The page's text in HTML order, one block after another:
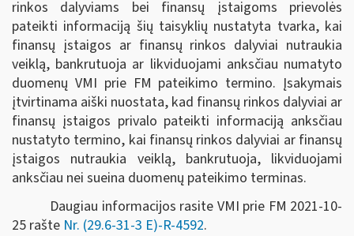
rinkos dalyviams bei finansų įstaigoms prievolės
pateikti informaciją šių taisyklių nustatyta tvarka, kai
finansų įstaigos ar finansų rinkos dalyviai nutraukia
veiklą, bankrutuoja ar likviduojami anksčiau numatyto
duomenų VMI prie FM pateikimo termino. Įsakymais
įtvirtinama aiški nuostata, kad finansų rinkos dalyviai ar
finansų įstaigos privalo pateikti informaciją anksčiau
nustatyto termino, kai finansų rinkos dalyviai ar finansų
įstaigos nutraukia veiklą, bankrutuoja, likviduojami
anksčiau nei sueina duomenų pateikimo terminas.
Daugiau informacijos rasite VMI prie FM 2021-10-
25 rašte Nr. (29.6-31-3 E)-R-4592.